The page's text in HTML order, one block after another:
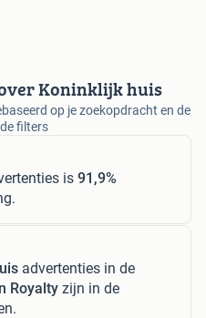
Koninklijk huis
op je zoekopdracht en de
filters
is 91,9%
advertenties in de
Royalty zijn in de